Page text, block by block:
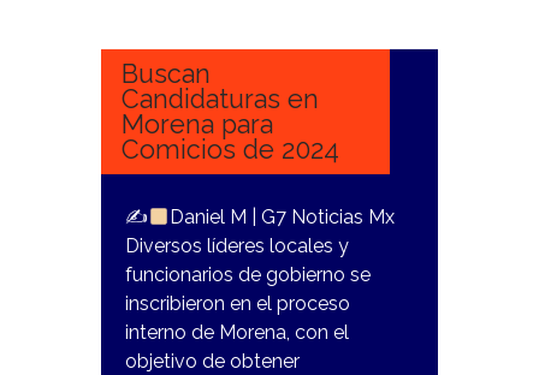
Buscan
Candidaturas en
Morena para
Comicios de 2024
✍
Daniel M | G7 Noticias Mx
Diversos líderes locales y
funcionarios de gobierno se
inscribieron en el proceso
interno de Morena, con el
objetivo de obtener